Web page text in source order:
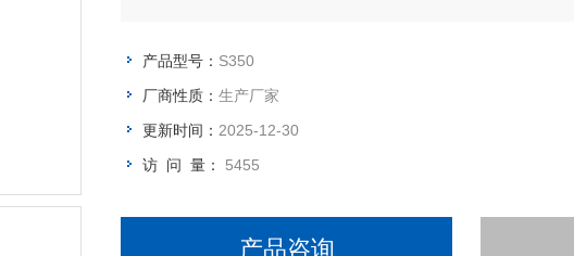
产品型号： S350
厂商性质： 生产厂家
更新时间： 2025-12-30
访 问 量： 5455
产品咨询